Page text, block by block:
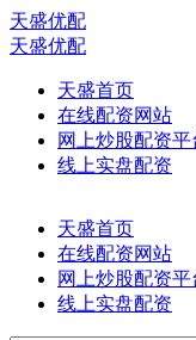
天盛优配
天盛优配
天盛首页
在线配资网站
网上炒股配资平
线上实盘配资
天盛首页
在线配资网站
网上炒股配资平
线上实盘配资